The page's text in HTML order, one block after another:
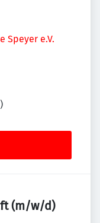
Speyer e.V.
(m/w/d)